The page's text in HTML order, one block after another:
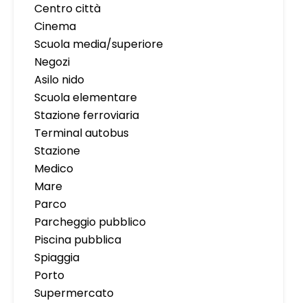
Centro città
Cinema
Scuola media/superiore
Negozi
Asilo nido
Scuola elementare
Stazione ferroviaria
Terminal autobus
Stazione
Medico
Mare
Parco
Parcheggio pubblico
Piscina pubblica
Spiaggia
Porto
Supermercato